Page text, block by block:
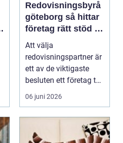
Redovisningsbyrå
göteborg så hittar
företag rätt stöd i
ekonomin
Att välja
redovisningspartner är
ett av de viktigaste
besluten ett företag tar.
En bra byrå frigör t...
06 juni 2026